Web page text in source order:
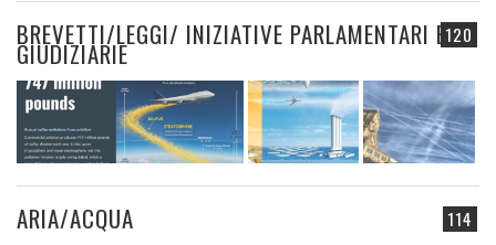
120
BREVETTI/LEGGI/ INIZIATIVE PARLAMENTARI E
GIUDIZIARIE
114
ARIA/ACQUA